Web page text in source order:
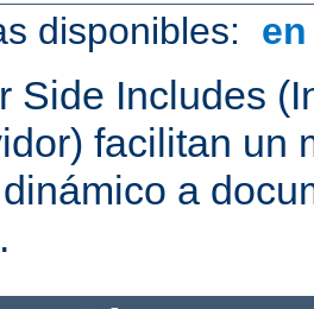
disponibles:
Side Includes
facilitan un
a